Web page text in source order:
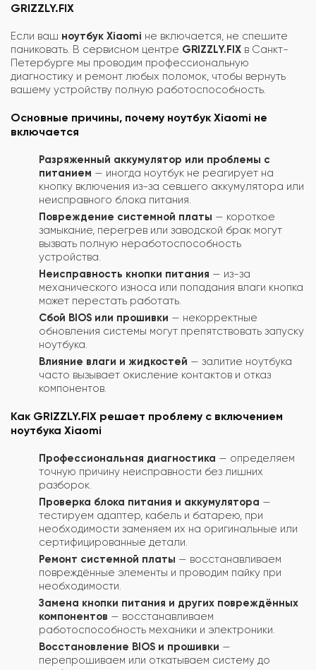
GRIZZLY.FIX
Если ваш ноутбук Xiaomi не включается, не спешите
паниковать. В сервисном центре GRIZZLY.FIX в Санкт-
Петербурге мы проводим профессиональную
диагностику и ремонт любых поломок, чтобы вернуть
вашему устройству полную работоспособность.
Основные причины, почему ноутбук Xiaomi не
включается
Разряженный аккумулятор или проблемы с
питанием — иногда ноутбук не реагирует на
кнопку включения из-за севшего аккумулятора или
неисправного блока питания.
Повреждение системной платы — короткое
замыкание, перегрев или заводской брак могут
вызвать полную неработоспособность
устройства.
Неисправность кнопки питания — из-за
механического износа или попадания влаги кнопка
может перестать работать.
Сбой BIOS или прошивки — некорректные
обновления системы могут препятствовать запуску
ноутбука.
Влияние влаги и жидкостей — залитие ноутбука
часто вызывает окисление контактов и отказ
компонентов.
Как GRIZZLY.FIX решает проблему с включением
ноутбука Xiaomi
Профессиональная диагностика — определяем
точную причину неисправности без лишних
разборок.
Проверка блока питания и аккумулятора —
тестируем адаптер, кабель и батарею, при
необходимости заменяем их на оригинальные или
сертифицированные детали.
Ремонт системной платы — восстанавливаем
повреждённые элементы и проводим пайку при
необходимости.
Замена кнопки питания и других повреждённых
компонентов — восстанавливаем
работоспособность механики и электроники.
Восстановление BIOS и прошивки —
перепрошиваем или откатываем систему до